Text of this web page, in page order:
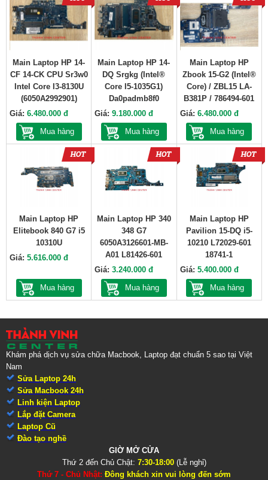
Main Laptop HP 14-
CF 14-CK CPU Sr3w0
Intel Core I3-8130U
(6050A2992901)
Giá: 6.480.000 đ
Mua hàng
Main Laptop HP 14-
DQ Srgkg (Intel®
Core I5-1035G1)
Da0padmb8f0
Giá:9.180.000 đ
Mua hàng
Main Laptop HP
Zbook 15-G2 (Intel®
Core) / ZBL15 LA-
B381P / 786494-601
Giá: 6.480.000 đ
Mua hàng
Main Laptop HP
Elitebook 840 G7 i5
10310U
Giá: 5.616.000 đ
Mua hàng
Main Laptop HP 340
348 G7
6050A3126601-MB-
A01 L81426-601
Giá:3.240.000 đ
Mua hàng
Main Laptop HP
Pavilion 15-DQ i5-
10210 L72029-601
18741-1
Giá: 5.400.000 đ
Mua hàng
Khám phá dịch vụ sửa chữa Macbook, Laptop đạt chuẩn 5 sao tại Việt
Nam
Sửa Laptop 24h
Sửa Macbook 24h
Linh kiện Laptop
Lắp đặt Camera
Laptop Cũ
Đào tạo nghề
GIỜ MỞ CỬA
Thứ 2 đến Chủ Chật: 7:30-18:00(Lễ nghỉ)
Thứ 7 - Chủ Nhật: Đông khách xin vui lòng đến sớm